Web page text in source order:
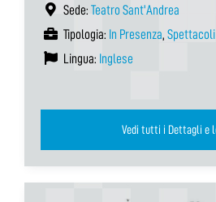
Sede: Teatro Sant'Andrea
Tipologia: In Presenza,
Lingua: Inglese